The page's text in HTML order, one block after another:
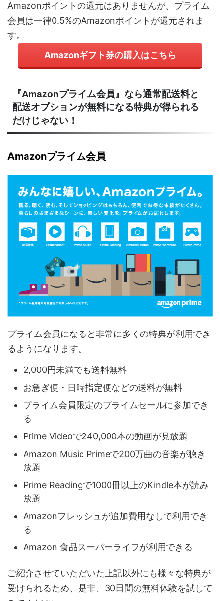
Amazonポイントの還元はありませんが、プライム
会員は一律0.5%のAmazonポイントが還元されま
す。
Amazonギフト券の購入はこちら
『Amazonプライム会員』なら通常配送料と
配送オプションが無料になる特典が得られる
だけじゃない！
Amazonプライム会員
プライム会員になると非常に多くの特典が利用でき
るようになります。
2,000円未満でも送料無料
お急ぎ便・日時指定便などの送料が無料
プライム会員限定のプライムセールに参加でき
る
Prime Videoで240,000本の動画が見放題
Amazon Music Primeで200万曲の音楽が聴き
放題
Prime Readingで1000冊以上のKindle本が読み
放題
Amazonフレッシュが追加費用なしで利用でき
る
Amazon 食品スーパーライフが利用できる
ご紹介させていただいた上記以外にも様々な特典が
受けられるため、是非、30日間の無料体験を試して